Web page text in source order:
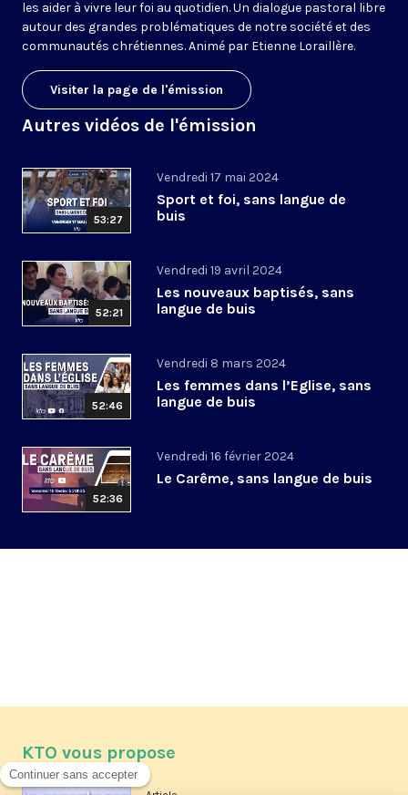
les aider à vivre leur foi au quotidien. Un dialogue pastoral libre
autour des grandes problématiques de notre société et des
communautés chrétiennes. Animé par Etienne Loraillère.
Visiter la page de l'émission
Autres vidéos de l'émission
53:27
Vendredi 17 mai 2024
Sport et foi, sans langue de
buis
52:21
Vendredi 19 avril 2024
Les nouveaux baptisés, sans
langue de buis
52:46
Vendredi 8 mars 2024
Les femmes dans l’Eglise, sans
langue de buis
52:36
Vendredi 16 février 2024
Le Carême, sans langue de buis
KTO vous propose